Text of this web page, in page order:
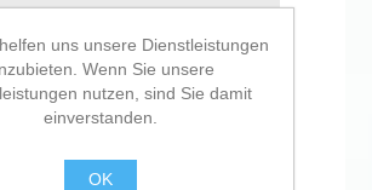
Artikelnummer: S7148079
GTIN: 3760156486802
€67.16 zzgl. MwSt.
uns unsere Dienstleistungen
Wenn Sie unsere
nutzen, sind Sie damit
einverstanden.
OK